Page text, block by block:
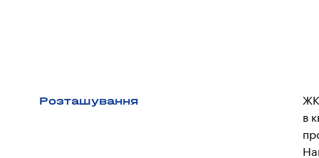
Розташування
ЖК
в